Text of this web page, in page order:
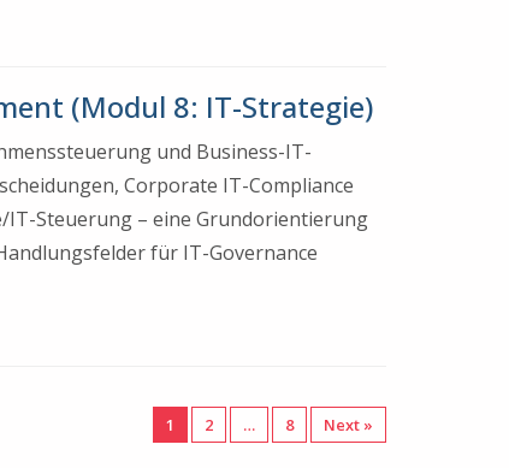
(Modul 8: IT-Strategie)
und Business-IT-
Corporate IT-Compliance
IT-Steuerung – eine Grundorientierung
für IT-Governance
1 2 … 8 Next »